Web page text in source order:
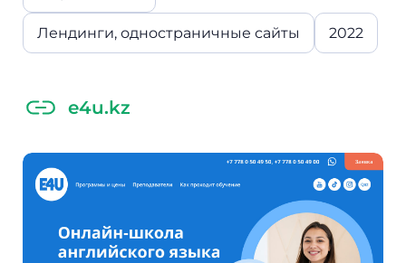
Лендинги, одностраничные сайты 2022
e4u.kz